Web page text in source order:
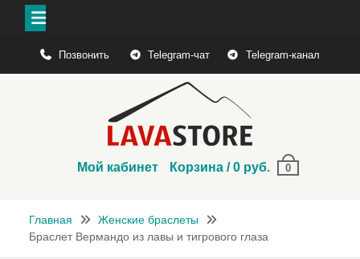
содержимому
Позвонить Telegram-чат Telegram-канал
Мой кабинет Корзина /0 руб. 0
Главная
Женские браслеты
Браслет Вермандо из лавы и тигрового глаза